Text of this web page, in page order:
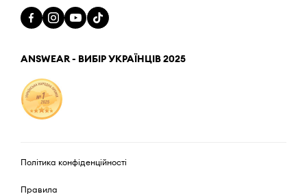
ANSWEAR - ВИБІР УКРАЇНЦІВ 2025
Політика конфіденційності
Правила